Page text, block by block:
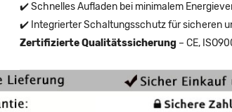
✔️ Schnelles Aufladen bei minimalem
✔️ Integrierter Schaltungsschutz für sicheren
Zertifizierte Qualitätssicherung – CE,